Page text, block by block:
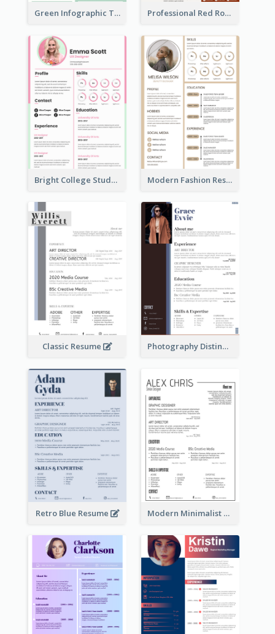
Green Infographic Teacher Resume Professional Red Rouge Resume
Bright College Student Designer Resume Modern Fashion Resume
Classic Resume Photography Distinguished Resume
Retro Blue Resume Modern Minimalist Black Color Resume